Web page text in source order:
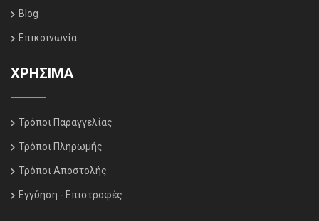
Blog
Επικοινωνία
ΧΡΗΣΙΜΑ
Τρόποι Παραγγελίας
Τρόποι Πληρωμής
Τρόποι Αποστολής
Εγγύηση - Επιστροφές